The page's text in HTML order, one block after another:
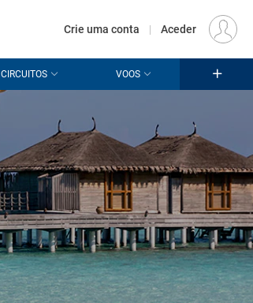
EUR
Crie uma conta | Aceder
CIRCUITOS VOOS